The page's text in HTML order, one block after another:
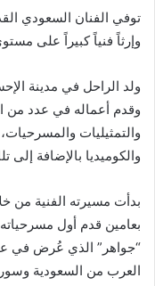
توفي الفنان السعودي
وإرثاً فنياً كبيراً على
وقدم أعماله في عدد من
والتمثيليات
والكوميديا بالإضافة إلى
بعامين قدم أول
العرب من السعودية